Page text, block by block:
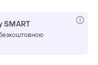
SMART